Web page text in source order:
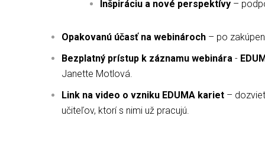
Inšpiráciu a nové perspektívy –
Opakovanú účasť na webinároch – po
Bezplatný prístup k záznamu webinára -
Janette Motlová.
Link na video o vzniku EDUMA kariet –
učiteľov, ktorí s nimi už pracujú.